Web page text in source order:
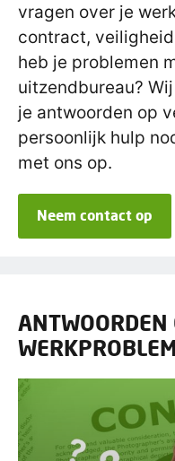
vragen over je
contract,
heb je problemen
uitzendbureau?
je antwoorden op
persoonlijk hulp
met ons op.
Neem contact op
ANTWOORDEN